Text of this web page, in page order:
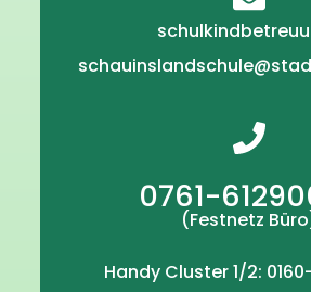
0761-
(Festnetz
Handy Cluster 1/2: